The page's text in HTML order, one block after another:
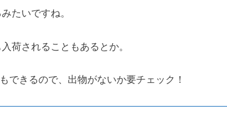
たいですね。
荷されることもあるとか。
できるので、出物がないか要チェック！